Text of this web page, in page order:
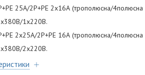
25А/2Р+РЕ 2х16А (трополюсна/
1х220В.
2х25А/2Р+РЕ 16А (трополюсна/
2х220В.